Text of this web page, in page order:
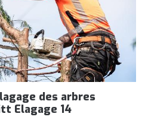
des arbres
Elagage 14